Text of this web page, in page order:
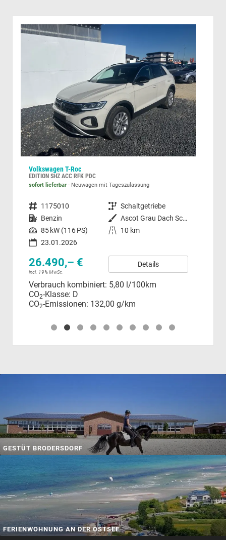
Volkswagen T-Roc
EDITION SHZ ACC RFK PDC
sofort lieferbar Neuwagen mit Tageszulassung
Fahrzeugnummer 1175010 Getriebe Schaltgetriebe
Kraftstoff Benzin Außenfarbe
Ascot Grau Dach Schwarz 6UA1
Leistung 85 kW (116 PS) Kilometerstand
10 km
23.01.2026
26.490,– €
incl. 19% MwSt.
Details
Verbrauch kombiniert: 5,80 l/100km
CO2-Klasse: D
CO2-Emissionen: 132,00 g/km
GESTÜT BRODERSDORF
FERIENWOHNUNG AN DER OSTSEE